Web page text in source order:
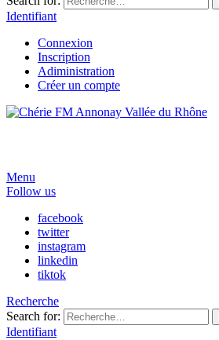
Identifiant
Connexion
Inscription
Adiministration
Créer un compte
Menu
Follow us
facebook
twitter
instagram
linkedin
tiktok
Recherche
Search for:
Identifiant